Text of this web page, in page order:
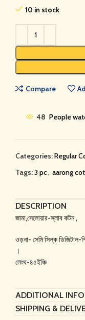
10 in stock
Compare
48 People
Categories:Regular
Tags:3 pc, aarong
DESCRIPTION
জামা,সেলোয়ার-স্লাব কটন ,
ওড়না- সেমি সিল্ক
।
লেংথ-৪৫ইঞ্চি
ADDITIONAL
SHIPPING &